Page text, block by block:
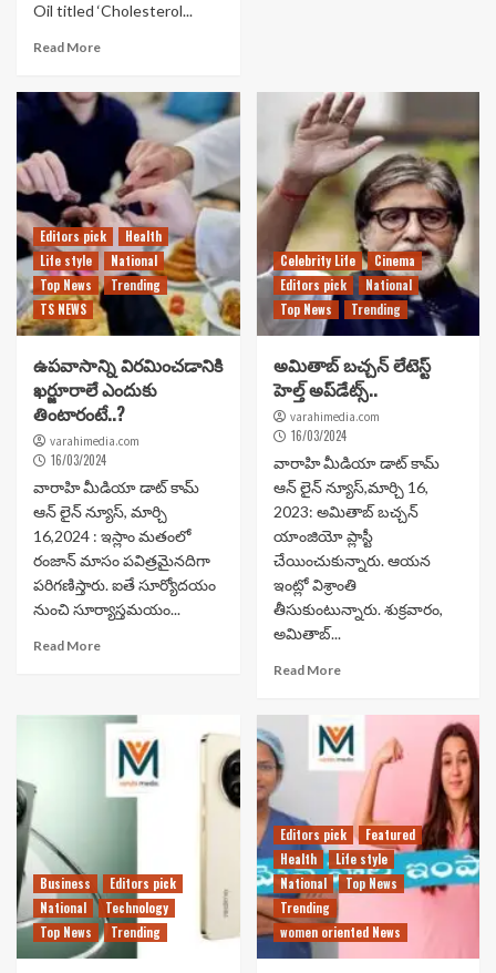
Oil titled ‘Cholesterol...
Read More
Editors pick
Health
Life style
National
Top News
Trending
TS NEWS
ఉపవాసాన్ని విరమించడానికి
ఖర్జూరాలే ఎందుకు
తింటారంటే..?
varahimedia.com
16/03/2024
వారాహి మీడియా డాట్ కామ్
ఆన్ లైన్ న్యూస్, మార్చి
16,2024 : ఇస్లాం మతంలో
రంజాన్ మాసం పవిత్రమైనదిగా
పరిగణిస్తారు. ఐతే సూర్యోదయం
నుంచి సూర్యాస్తమయం...
Read More
Celebrity Life
Cinema
Editors pick
National
Top News
Trending
అమితాబ్ బచ్చన్ లేటెస్ట్
హెల్త్ అప్‌డేట్స్..
varahimedia.com
16/03/2024
వారాహి మీడియా డాట్ కామ్
ఆన్ లైన్ న్యూస్,మార్చి 16,
2023: అమితాబ్ బచ్చన్
యాంజియో ప్లాస్టీ
చేయించుకున్నారు. ఆయన
ఇంట్లో విశ్రాంతి
తీసుకుంటున్నారు. శుక్రవారం,
అమితాబ్...
Read More
Business
Editors pick
National
Technology
Top News
Trending
Editors pick
Featured
Health
Life style
National
Top News
Trending
women oriented News